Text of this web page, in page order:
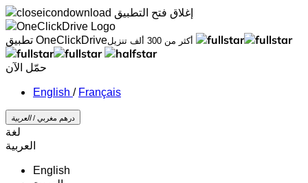
إغلاق فتح التطبيق
تطبيق OneClickDrive
أكثر من 300 ألف تنزيل
حمّل الآن
/ Français
درهم مغربي /‏العربية‏
لغة
‏العربية‏
English